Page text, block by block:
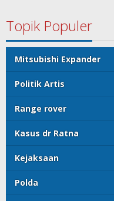
Topik Populer
Mitsubishi Expander
Politik Artis
Range rover
Kasus dr Ratna
Kejaksaan
Polda